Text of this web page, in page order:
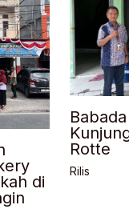
di
Rotte
Rilis